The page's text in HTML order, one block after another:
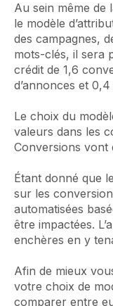
Au sein même de
le modèle
des campagnes,
mots-clés, il sera
crédit de 1,6
d’annonces et
Le choix du
valeurs dans les
Conversions vont
Étant donné que
sur les
automatisées
être impactées.
enchères en y
Afin de mieux
votre choix de
comparer entre